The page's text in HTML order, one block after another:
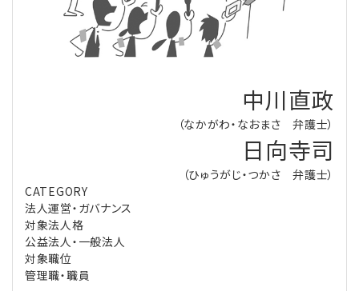
登記関連
法改正-労務
個人情報
資産運用
【連載】オピニオンリーダーのnote
【連載】会計相談室
【連載】公益法人運営実務の処方箋
【連載】公益法人制度のリアル
【連載】採用・定着・育成のための人事戦略
【連載】事例に学ぶ立入検査で想定される指摘事項
【連載】シェアコモン200インタビュー
【連載】シェアコモン200 誌上相談室
【連載】実務と税務のポイント
専門誌一覧
お問合せ
プライバシーポリシー
中川直政
（なかがわ・なおまさ 弁護士）
日向寺司
（ひゅうがじ・つかさ 弁護士）
CATEGORY
法人運営・ガバナンス
対象法人格
公益法人・一般法人
対象職位
管理職・職員